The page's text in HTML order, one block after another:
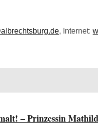
, Internet:
– Prinzessin